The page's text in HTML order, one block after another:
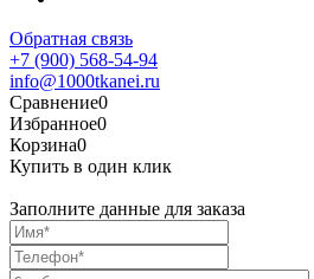
Обратная связь
+7 (900) 568-54-94
info@1000tkanei.ru
Сравнение0
Избранное0
Корзина0
Купить в один клик
Заполните данные для заказа